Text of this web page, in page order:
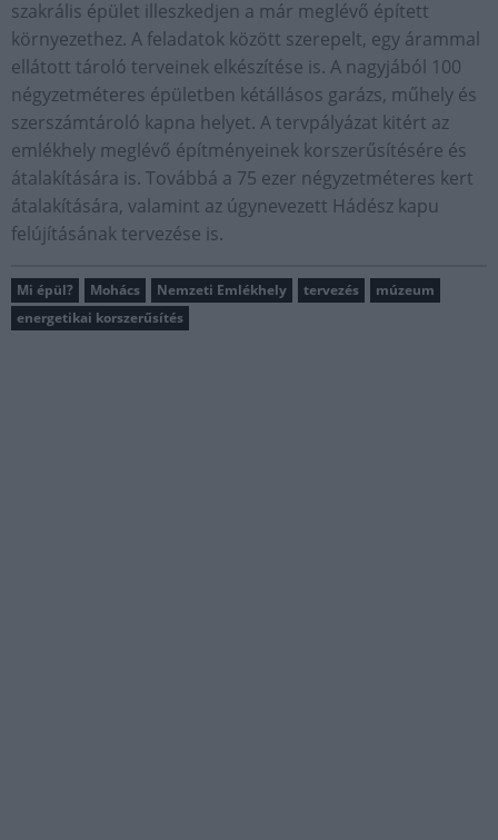
szakrális épület illeszkedjen a már meglévő épített
környezethez. A feladatok között szerepelt, egy árammal
ellátott tároló terveinek elkészítése is. A nagyjából 100
négyzetméteres épületben kétállásos garázs, műhely és
szerszámtároló kapna helyet. A tervpályázat kitért az
emlékhely meglévő építményeinek korszerűsítésére és
átalakítására is. Továbbá a 75 ezer négyzetméteres kert
átalakítására, valamint az úgynevezett Hádész kapu
felújításának tervezése is.
Mi épül? Mohács Nemzeti Emlékhely tervezés
múzeum
energetikai korszerűsítés